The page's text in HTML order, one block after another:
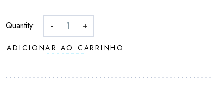
Quantity: - +
ADICIONAR AO CARRINHO